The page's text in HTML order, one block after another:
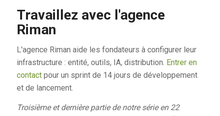
Travaillez avec l'agence
Riman
L'agence Riman aide les fondateurs à configurer leur
infrastructure : entité, outils, IA, distribution. Entrer en
contactpour un sprint de 14 jours de développement
et de lancement.
Troisième et dernière partie de notre série en 22